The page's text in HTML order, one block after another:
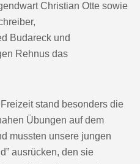
Christian Otte sowie
Budareck und
Rehnus das
stand besonders die
Übungen auf dem
mussten unsere jungen
ausrücken, den sie